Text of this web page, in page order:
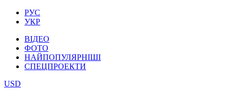
РУС
УКР
ВІДЕО
ФОТО
НАЙПОПУЛЯРНІШІ
СПЕЦПРОЕКТИ
USD